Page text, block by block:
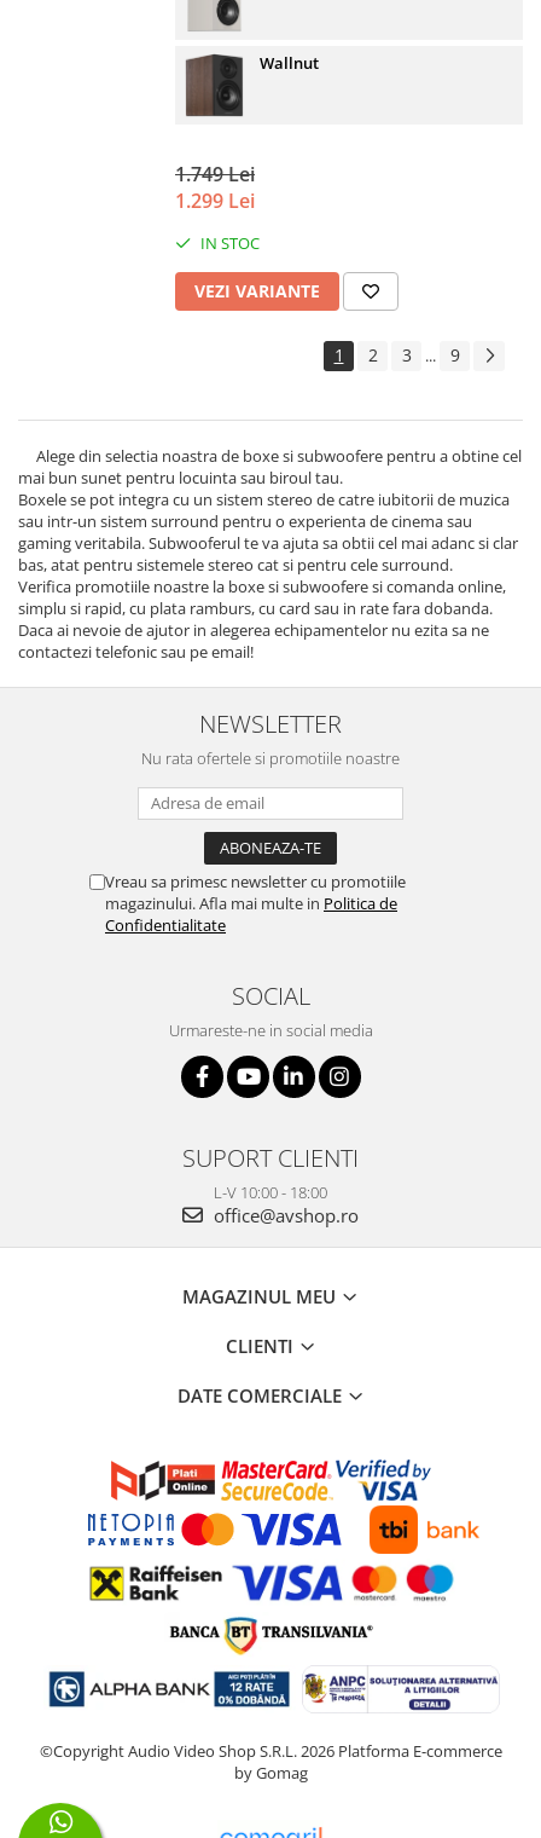
Wallnut
1.749 Lei
1.299 Lei
IN STOC
VEZI VARIANTE
1 2 3 ... 9
Alege din selectia noastra de boxe si subwoofere pentru a obtine cel
mai bun sunet pentru locuinta sau biroul tau.
Boxele se pot integra cu un sistem stereo de catre iubitorii de muzica
sau intr-un sistem surround pentru o experienta de cinema sau
gaming veritabila. Subwooferul te va ajuta sa obtii cel mai adanc si clar
bas, atat pentru sistemele stereo cat si pentru cele surround.
Verifica promotiile noastre la boxe si subwoofere si comanda online,
simplu si rapid, cu plata ramburs, cu card sau in rate fara dobanda.
Daca ai nevoie de ajutor in alegerea echipamentelor nu ezita sa ne
contactezi telefonic sau pe email!
NEWSLETTER
Nu rata ofertele si promotiile noastre
Vreau sa primesc newsletter cu promotiile
magazinului. Afla mai multe in Politica de
Confidentialitate
SOCIAL
Urmareste-ne in social media
SUPORT CLIENTI
L-V 10:00 - 18:00
office@avshop.ro
MAGAZINUL MEU
CLIENTI
DATE COMERCIALE
©Copyright Audio Video Shop S.R.L. 2026 Platforma E-commerce
by Gomag